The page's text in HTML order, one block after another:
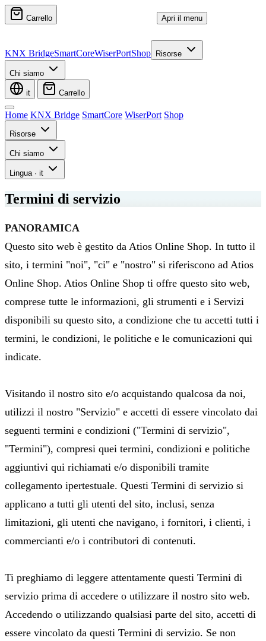
Carrello Apri il menu
KNX BridgeSmartCoreWiserPortShop Risorse
Chi siamo
it Carrello
Home KNX Bridge SmartCore WiserPort Shop
Risorse
Chi siamo
Lingua · it
Termini di servizio
PANORAMICA
Questo sito web è gestito da Atios Online Shop. In tutto il
sito, i termini "noi", "ci" e "nostro" si riferiscono ad Atios
Online Shop. Atios Online Shop ti offre questo sito web,
comprese tutte le informazioni, gli strumenti e i Servizi
disponibili su questo sito, a condizione che tu accetti tutti i
termini, le condizioni, le politiche e le comunicazioni qui
indicate.
Visitando il nostro sito e/o acquistando qualcosa da noi,
utilizzi il nostro "Servizio" e accetti di essere vincolato dai
seguenti termini e condizioni ("Termini di servizio",
"Termini"), compresi quei termini, condizioni e politiche
aggiuntivi qui richiamati e/o disponibili tramite
collegamento ipertestuale. Questi Termini di servizio si
applicano a tutti gli utenti del sito, inclusi, senza
limitazioni, gli utenti che navigano, i fornitori, i clienti, i
commercianti e/o i contributori di contenuti.
Ti preghiamo di leggere attentamente questi Termini di
servizio prima di accedere o utilizzare il nostro sito web.
Accedendo o utilizzando qualsiasi parte del sito, accetti di
essere vincolato da questi Termini di servizio. Se non